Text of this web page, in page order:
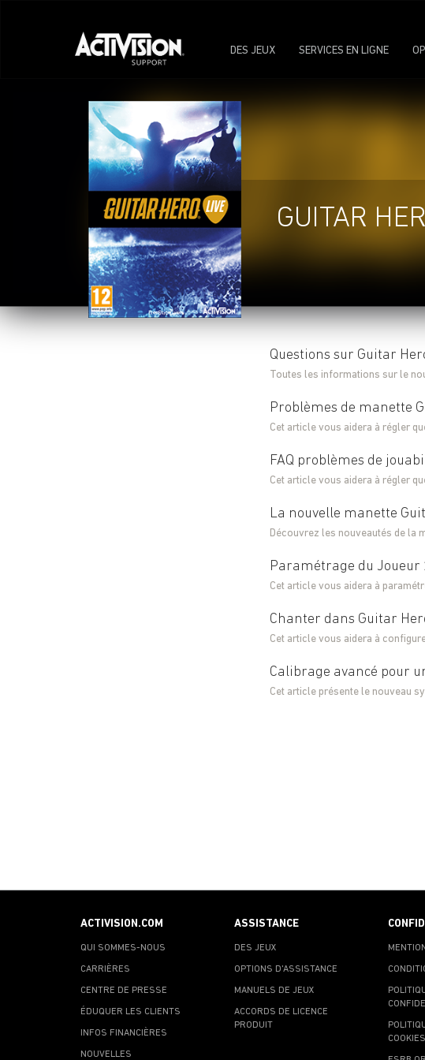
DES JEUX SERVICES EN LIGNE
GUITAR
Questions sur Guitar
Toutes les informations sur le
Problèmes de manette
Cet article vous aidera à régler
FAQ problèmes de
Cet article vous aidera à régler
La nouvelle manette
Découvrez les nouveautés de la
Paramétrage du Joueur
Cet article vous aidera à
Chanter dans Guitar
Cet article vous aidera à
Calibrage avancé pour
Cet article présente le nouveau
ACTIVISION.COM
QUI SOMMES-NOUS
CARRIÈRES
CENTRE DE PRESSE
ÉDUQUER LES CLIENTS
INFOS FINANCIÈRES
NOUVELLES
ASSISTANCE
DES JEUX
OPTIONS D'ASSISTANCE
MANUELS DE JEUX
ACCORDS DE LICENCE
PRODUIT
COOKIES